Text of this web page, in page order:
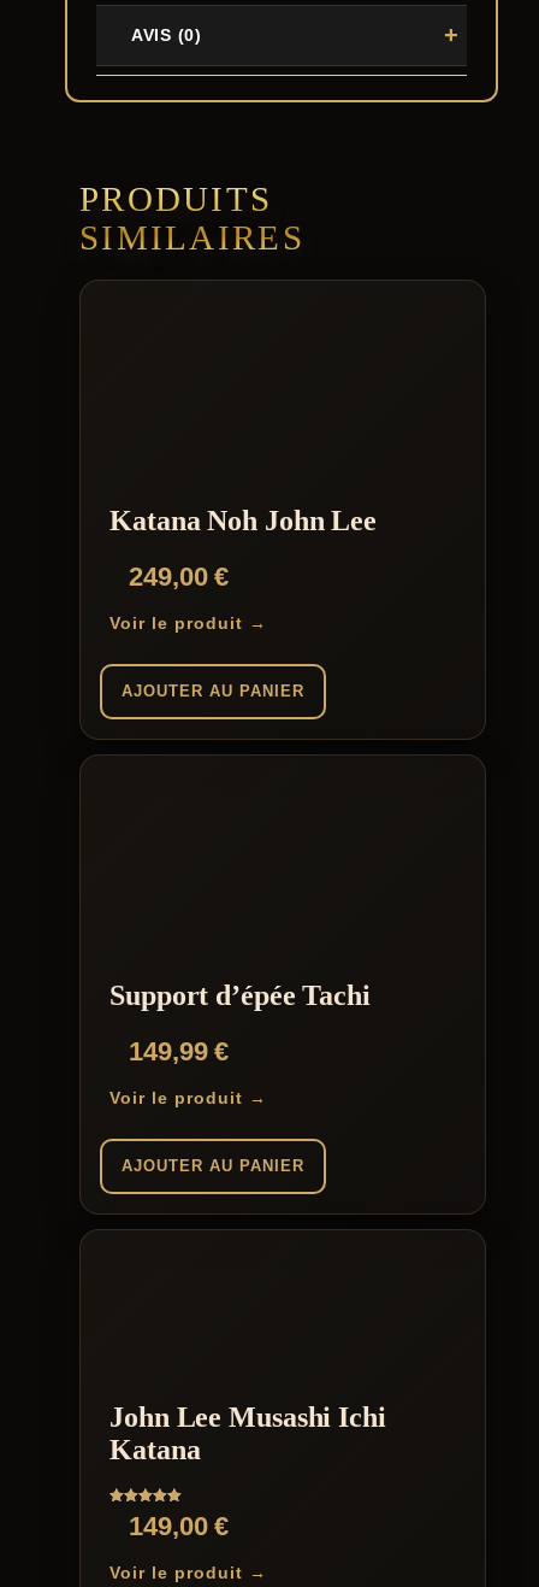
AVIS (0)
PRODUITS
SIMILAIRES
Katana Noh John Lee
249,00€
Voir le produit →
AJOUTER AU PANIER
Support d’épée Tachi
149,99€
Voir le produit →
AJOUTER AU PANIER
John Lee Musashi Ichi
Katana
Note149,00€
Voir le produit →